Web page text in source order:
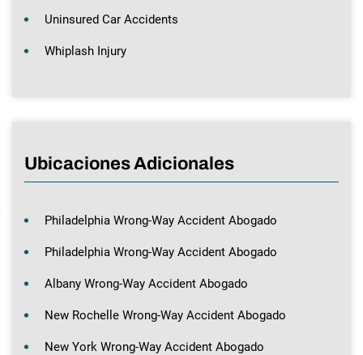
Uninsured Car Accidents
Whiplash Injury
Ubicaciones Adicionales
Philadelphia Wrong-Way Accident Abogado
Philadelphia Wrong-Way Accident Abogado
Albany Wrong-Way Accident Abogado
New Rochelle Wrong-Way Accident Abogado
New York Wrong-Way Accident Abogado